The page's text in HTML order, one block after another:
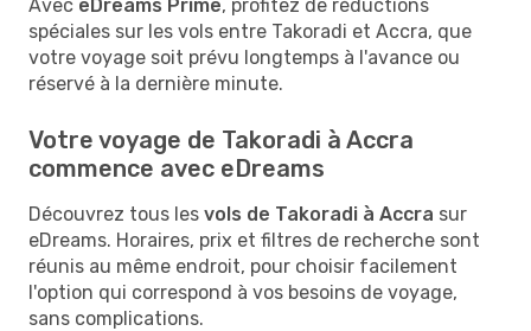
Avec eDreams Prime, profitez de réductions
spéciales sur les vols entre Takoradi et Accra, que
votre voyage soit prévu longtemps à l'avance ou
réservé à la dernière minute.
Votre voyage de Takoradi à Accra
commence avec eDreams
Découvrez tous les vols de Takoradi à Accra sur
eDreams. Horaires, prix et filtres de recherche sont
réunis au même endroit, pour choisir facilement
l'option qui correspond à vos besoins de voyage,
sans complications.